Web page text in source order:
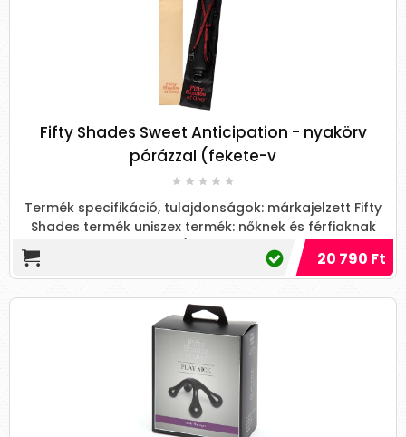
Fifty Shades Sweet Anticipation - nyakörv
pórázzal (fekete-v
Termék specifikáció, tulajdonságok: márkajelzett Fifty
Shades termék uniszex termék: nőknek és férfiaknak
20 790 Ft